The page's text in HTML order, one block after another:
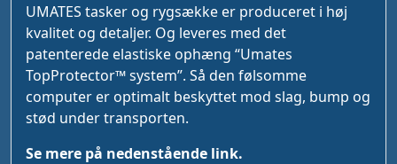
UMATES tasker og rygsække er produceret i høj
kvalitet og detaljer. Og leveres med det
patenterede elastiske ophæng “Umates
TopProtector™ system”. Så den følsomme
computer er optimalt beskyttet mod slag, bump og
stød under transporten.
Se mere på nedenstående link.